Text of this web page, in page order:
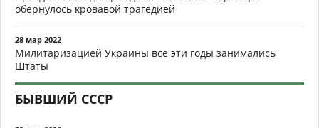
обернулось кровавой трагедией
28 мар 2022
Милитаризацией Украины все эти годы занимались
Штаты
БЫВШИЙ СССР